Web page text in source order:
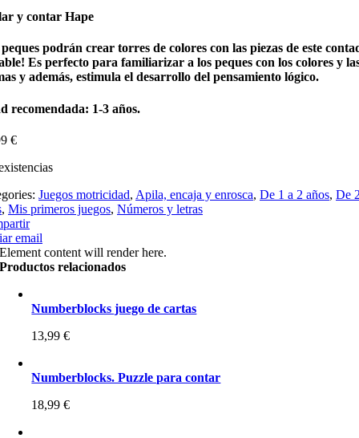
y contar Hape
podrán crear torres de colores con las piezas de este
Es perfecto para familiarizar a los peques con los colores y
y además, estimula el desarrollo del pensamiento lógico.
recomendada: 1-3 años.
€
Juegos motricidad, Apila, encaja y enrosca, De 1 a 2 años, De
, Mis primeros juegos, Números y letras
email
Element content will render here.
Productos relacionados
Numberblocks juego de cartas
13,99€
Numberblocks. Puzzle para contar
18,99€